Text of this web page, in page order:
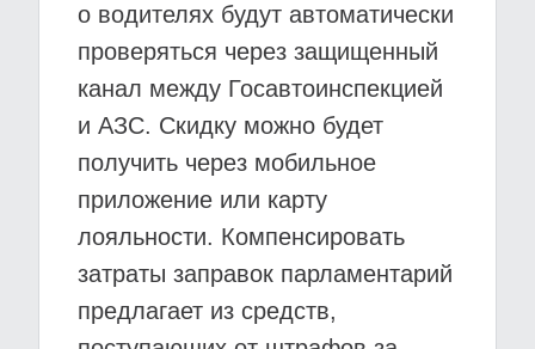
о водителях будут автоматически
проверяться через защищенный
канал между Госавтоинспекцией
и АЗС. Скидку можно будет
получить через мобильное
приложение или карту
лояльности. Компенсировать
затраты заправок парламентарий
предлагает из средств,